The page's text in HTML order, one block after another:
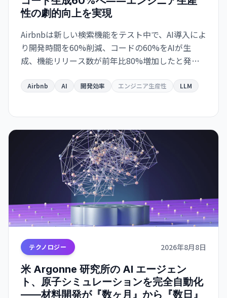
性の劇的向上を実現
Airbnbは新しい検索機能をテスト中で、AI導入によ
り開発時間を60%削減、コードの60%をAIが生
成、機能リリース数が前年比80%増加したと発表
Airbnb AI 開発効率 エンジニア生産性 LLM
テクノロジー 2026年8月8日
米 Argonne 研究所の AI エージェン
ト、原子シミュレーションを完全自動化
——材料開発が『数ヶ月』から『数日』